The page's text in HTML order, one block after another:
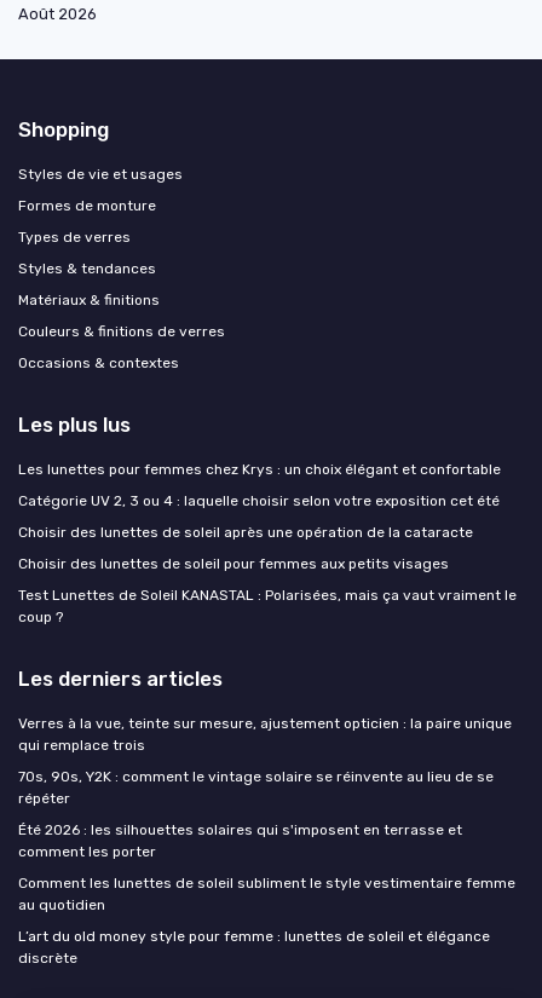
Août 2026
Shopping
Styles de vie et usages
Formes de monture
Types de verres
Styles & tendances
Matériaux & finitions
Couleurs & finitions de verres
Occasions & contextes
Les plus lus
Les lunettes pour femmes chez Krys : un choix élégant et confortable
Catégorie UV 2, 3 ou 4 : laquelle choisir selon votre exposition cet été
Choisir des lunettes de soleil après une opération de la cataracte
Choisir des lunettes de soleil pour femmes aux petits visages
Test Lunettes de Soleil KANASTAL : Polarisées, mais ça vaut vraiment le
coup ?
Les derniers articles
Verres à la vue, teinte sur mesure, ajustement opticien : la paire unique
qui remplace trois
70s, 90s, Y2K : comment le vintage solaire se réinvente au lieu de se
répéter
Été 2026 : les silhouettes solaires qui s'imposent en terrasse et
comment les porter
Comment les lunettes de soleil subliment le style vestimentaire femme
au quotidien
L’art du old money style pour femme : lunettes de soleil et élégance
discrète